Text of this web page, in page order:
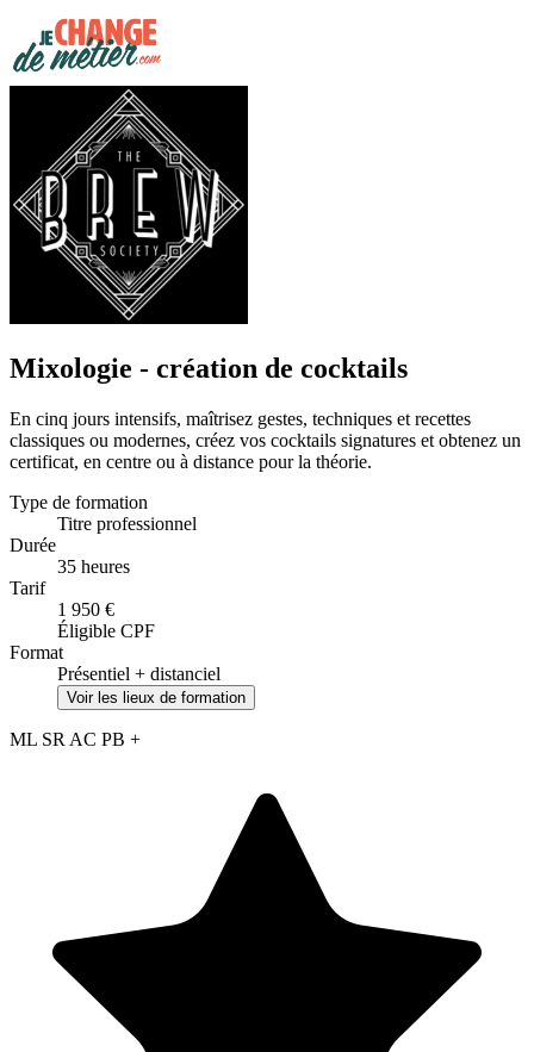
Mixologie - création de cocktails
En cinq jours intensifs, maîtrisez gestes, techniques et recettes
classiques ou modernes, créez vos cocktails signatures et obtenez un
certificat, en centre ou à distance pour la théorie.
Type de formation
Titre professionnel
Durée
35 heures
Tarif
1 950 €
Éligible CPF
Format
Présentiel + distanciel
Voir les lieux de formation
ML SR AC PB +